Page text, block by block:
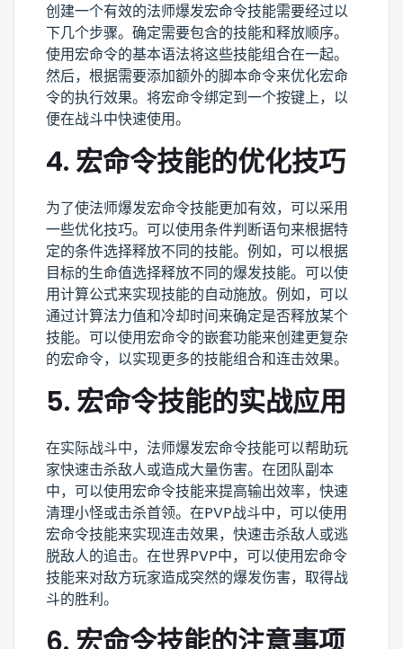
创建一个有效的法师爆发宏命令技能需要经过以
下几个步骤。确定需要包含的技能和释放顺序。
使用宏命令的基本语法将这些技能组合在一起。
然后，根据需要添加额外的脚本命令来优化宏命
令的执行效果。将宏命令绑定到一个按键上，以
便在战斗中快速使用。
4. 宏命令技能的优化技巧
为了使法师爆发宏命令技能更加有效，可以采用
一些优化技巧。可以使用条件判断语句来根据特
定的条件选择释放不同的技能。例如，可以根据
目标的生命值选择释放不同的爆发技能。可以使
用计算公式来实现技能的自动施放。例如，可以
通过计算法力值和冷却时间来确定是否释放某个
技能。可以使用宏命令的嵌套功能来创建更复杂
的宏命令，以实现更多的技能组合和连击效果。
5. 宏命令技能的实战应用
在实际战斗中，法师爆发宏命令技能可以帮助玩
家快速击杀敌人或造成大量伤害。在团队副本
中，可以使用宏命令技能来提高输出效率，快速
清理小怪或击杀首领。在PVP战斗中，可以使用
宏命令技能来实现连击效果，快速击杀敌人或逃
脱敌人的追击。在世界PVP中，可以使用宏命令
技能来对敌方玩家造成突然的爆发伤害，取得战
斗的胜利。